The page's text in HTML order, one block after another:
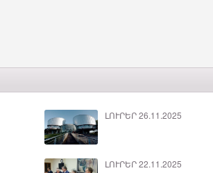
ԼՈՒՐԵՐ 26.11.2025
ԼՈՒՐԵՐ 22.11.2025